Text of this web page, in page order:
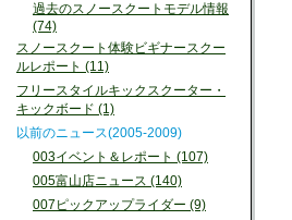
過去のスノースクートモデル情報
(74)
スノースクート体験ビギナースクー
ルレポート (11)
フリースタイルキックスクーター・
キックボード (1)
以前のニュース(2005-2009)
003イベント＆レポート (107)
005富山店ニュース (140)
007ピックアップライダー (9)